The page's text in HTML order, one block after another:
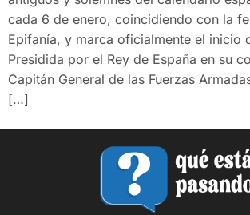
cada 6 de enero, coincidiendo con la
Epifanía, y marca oficialmente el inicio
Presidida por el Rey de España en su
Capitán General de las Fuerzas
[…]